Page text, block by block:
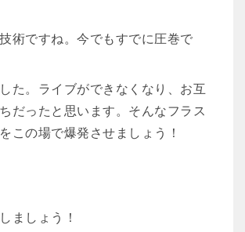
術ですね。今でもすでに圧巻で
た。ライブができなくなり、お互
だったと思います。そんなフラス
この場で爆発させましょう！
ましょう！